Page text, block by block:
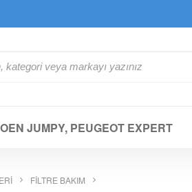
JUMPY, PEUGEOT EXPERT
FİLTRE BAKIM